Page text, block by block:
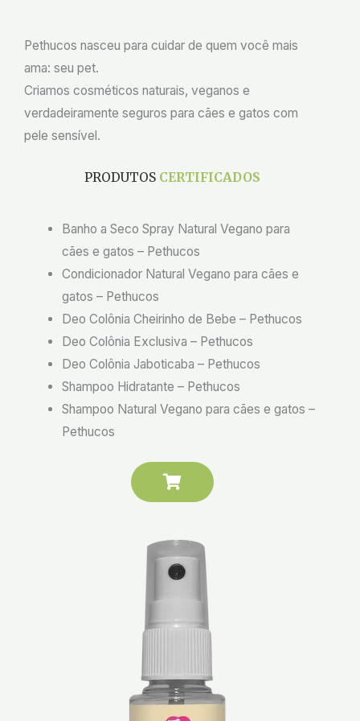
Pethucos nasceu para cuidar de quem você mais
ama: seu pet.
Criamos cosméticos naturais, veganos e
verdadeiramente seguros para cães e gatos com
pele sensível.
PRODUTOS CERTIFICADOS
Banho a Seco Spray Natural Vegano para
cães e gatos – Pethucos
Condicionador Natural Vegano para cães e
gatos – Pethucos
Deo Colônia Cheirinho de Bebe – Pethucos
Deo Colônia Exclusiva – Pethucos
Deo Colônia Jaboticaba – Pethucos
Shampoo Hidratante – Pethucos
Shampoo Natural Vegano para cães e gatos –
Pethucos